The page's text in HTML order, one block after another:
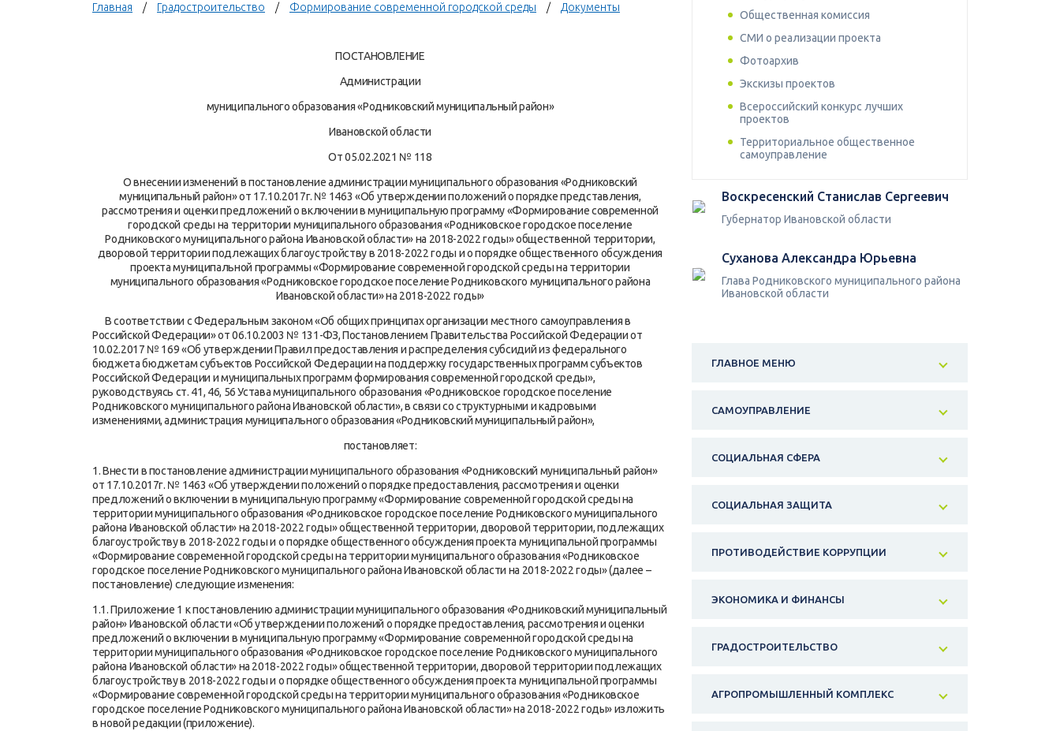
Главная Градостроительство Формирование современной городской среды Документы
ПОСТАНОВЛЕНИЕ
Администрации
муниципального образования «Родниковский муниципальный район»
Ивановской области
От 05.02.2021 № 118
О внесении изменений в постановление администрации муниципального образования «Родниковский
муниципальный район» от 17.10.2017г. № 1463 «Об утверждении положений о порядке представления,
рассмотрения и оценки предложений о включении в муниципальную программу «Формирование современной
городской среды на территории муниципального образования «Родниковское городское поселение
Родниковского муниципального района Ивановской области» на 2018-2022 годы» общественной территории,
дворовой территории подлежащих благоустройству в 2018-2022 годы и о порядке общественного обсуждения
проекта муниципальной программы «Формирование современной городской среды на территории
муниципального образования «Родниковское городское поселение Родниковского муниципального района
Ивановской области» на 2018-2022 годы»
В соответствии с Федеральным законом «Об общих принципах организации местного самоуправления в
Российской Федерации» от 06.10.2003 № 131-ФЗ, Постановлением Правительства Российской Федерации от
10.02.2017 № 169 «Об утверждении Правил предоставления и распределения субсидий из федерального
бюджета бюджетам субъектов Российской Федерации на поддержку государственных программ субъектов
Российской Федерации и муниципальных программ формирования современной городской среды»,
руководствуясь ст. 41, 46, 56 Устава муниципального образования «Родниковское городское поселение
Родниковского муниципального района Ивановской области», в связи со структурными и кадровыми
изменениями, администрация муниципального образования «Родниковский муниципальный район»,
постановляет:
1. Внести в постановление администрации муниципального образования «Родниковский муниципальный район»
от 17.10.2017г. № 1463 «Об утверждении положений о порядке предоставления, рассмотрения и оценки
предложений о включении в муниципальную программу «Формирование современной городской среды на
территории муниципального образования «Родниковское городское поселение Родниковского муниципального
района Ивановской области» на 2018-2022 годы» общественной территории, дворовой территории, подлежащих
благоустройству в 2018-2022 годы и о порядке общественного обсуждения проекта муниципальной программы
«Формирование современной городской среды на территории муниципального образования «Родниковское
городское поселение Родниковского муниципального района Ивановской области на 2018-2022 годы» (далее –
постановление) следующие изменения:
1.1. Приложение 1 к постановлению администрации муниципального образования «Родниковский муниципальный
район» Ивановской области «Об утверждении положений о порядке предоставления, рассмотрения и оценки
предложений о включении в муниципальную программу «Формирование современной городской среды на
территории муниципального образования «Родниковское городское поселение Родниковского муниципального
района Ивановской области» на 2018-2022 годы» общественной территории, дворовой территории подлежащих
благоустройству в 2018-2022 годы и о порядке общественного обсуждения проекта муниципальной программы
«Формирование современной городской среды на территории муниципального образования «Родниковское
городское поселение Родниковского муниципального района Ивановской области» на 2018-2022 годы» изложить
в новой редакции (приложение).
Общественная комиссия
СМИ о реализации проекта
Фотоархив
Экскизы проектов
Всероссийский конкурс лучших
проектов
Территориальное общественное
самоуправление
Воскресенский Станислав Сергеевич
Губернатор Ивановской области
Суханова Александра Юрьевна
Глава Родниковского муниципального района
Ивановской области
ГЛАВНОЕ МЕНЮ
САМОУПРАВЛЕНИЕ
СОЦИАЛЬНАЯ СФЕРА
СОЦИАЛЬНАЯ ЗАЩИТА
ПРОТИВОДЕЙСТВИЕ КОРРУПЦИИ
ЭКОНОМИКА И ФИНАНСЫ
ГРАДОСТРОИТЕЛЬСТВО
АГРОПРОМЫШЛЕННЫЙ КОМПЛЕКС